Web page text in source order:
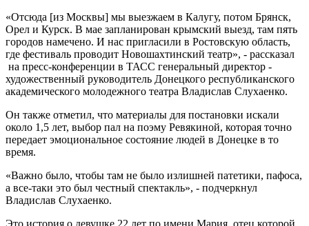
«Отсюда [из Москвы] мы выезжаем в Калугу, потом Брянск,
Орел и Курск. В мае запланирован крымский выезд, там пять
городов намечено. И нас пригласили в Ростовскую область,
где фестиваль проводит Новошахтинский театр», - рассказал
на пресс-конференции в ТАСС генеральный директор -
художественный руководитель Донецкого республиканского
академического молодежного театра Владислав Слухаенко.
Он также отметил, что материалы для постановки искали
около 1,5 лет, выбор пал на поэму Ревякиной, которая точно
передает эмоциональное состояние людей в Донецке в то
время.
«Важно было, чтобы там не было излишней патетики, пафоса,
а все-таки это был честный спектакль», - подчеркнул
Владислав Слухаенко.
Это история о девушке 22 лет по имени Мария, отец которой